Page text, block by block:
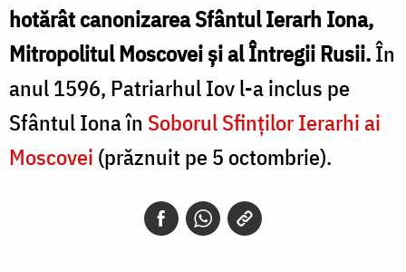
hotărât canonizarea Sfântul Ierarh Iona,
Mitropolitul Moscovei și al Întregii Rusii.În
anul 1596, Patriarhul Iov l-a inclus pe
Sfântul Iona în Soborul Sfinților Ierarhi ai
Moscovei (prăznuit pe 5 octombrie).